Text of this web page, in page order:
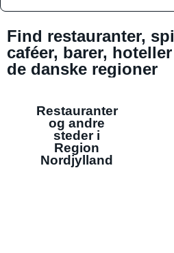
Find restauranter,
caféer, barer,
de danske regioner
Restauranter
og andre
steder i
Region
Nordjylland